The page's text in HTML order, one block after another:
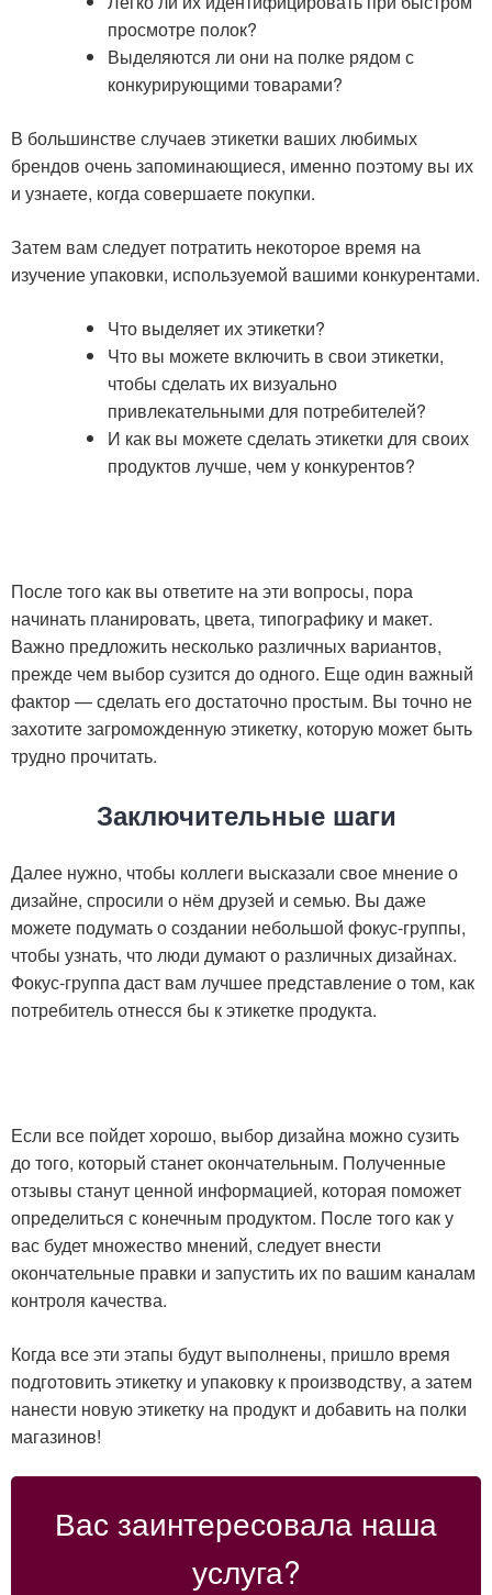
просмотре полок?
Выделяются ли они на полке рядом с
конкурирующими товарами?
В большинстве случаев этикетки ваших любимых
брендов очень запоминающиеся, именно поэтому вы их
и узнаете, когда совершаете покупки.
Затем вам следует потратить некоторое время на
изучение упаковки, используемой вашими конкурентами.
Что выделяет их этикетки?
Что вы можете включить в свои этикетки,
чтобы сделать их визуально
привлекательными для потребителей?
И как вы можете сделать этикетки для своих
продуктов лучше, чем у конкурентов?
После того как вы ответите на эти вопросы, пора
начинать планировать, цвета, типографику и макет.
Важно предложить несколько различных вариантов,
прежде чем выбор сузится до одного. Еще один важный
фактор — сделать его достаточно простым. Вы точно не
захотите загроможденную этикетку, которую может быть
трудно прочитать.
Заключительные шаги
Далее нужно, чтобы коллеги высказали свое мнение о
дизайне, спросили о нём друзей и семью. Вы даже
можете подумать о создании небольшой фокус-группы,
чтобы узнать, что люди думают о различных дизайнах.
Фокус-группа даст вам лучшее представление о том, как
потребитель отнесся бы к этикетке продукта.
Если все пойдет хорошо, выбор дизайна можно сузить
до того, который станет окончательным. Полученные
отзывы станут ценной информацией, которая поможет
определиться с конечным продуктом. После того как у
вас будет множество мнений, следует внести
окончательные правки и запустить их по вашим каналам
контроля качества.
Когда все эти этапы будут выполнены, пришло время
подготовить этикетку и упаковку к производству, а затем
нанести новую этикетку на продукт и добавить на полки
магазинов!
Вас заинтересовала наша
услуга?